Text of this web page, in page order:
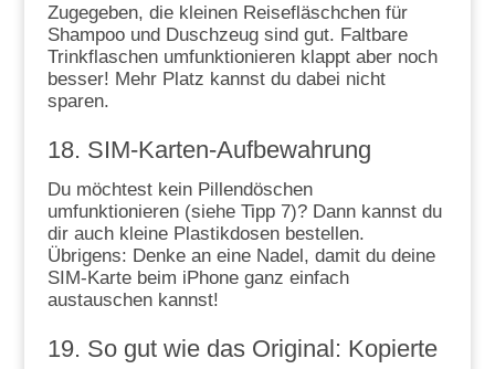
Zugegeben, die kleinen Reisefläschchen für
Shampoo und Duschzeug sind gut. Faltbare
Trinkflaschen umfunktionieren klappt aber noch
besser! Mehr Platz kannst du dabei nicht
sparen.
18. SIM-Karten-Aufbewahrung
Du möchtest kein Pillendöschen
umfunktionieren (siehe Tipp 7)? Dann kannst du
dir auch kleine Plastikdosen bestellen.
Übrigens: Denke an eine Nadel, damit du deine
SIM-Karte beim iPhone ganz einfach
austauschen kannst!
19. So gut wie das Original: Kopierte